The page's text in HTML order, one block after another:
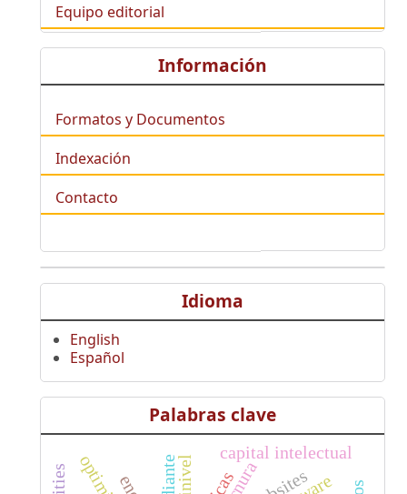
Equipo editorial
Información
Formatos y Documentos
Indexación
Contacto
Idioma
English
Español
Palabras clave
capital intelectual